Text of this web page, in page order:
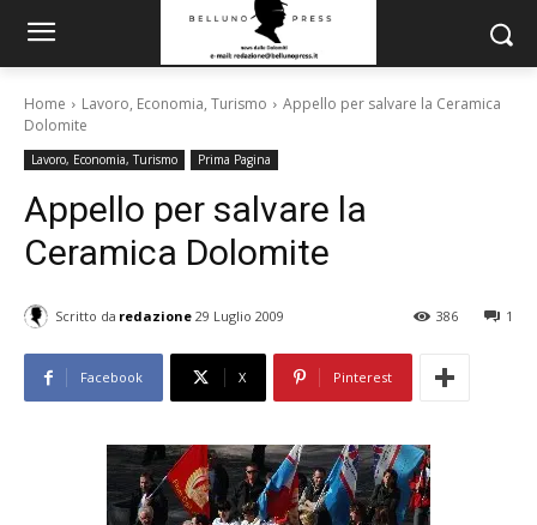
Home Lavoro, Economia, Turismo
Appello per salvare la Ceramica
Dolomite
Lavoro, Economia, Turismo Prima Pagina
Appello per salvare la
Ceramica Dolomite
Scritto da redazione 29 Luglio 2009 1
386
Facebook X Pinterest